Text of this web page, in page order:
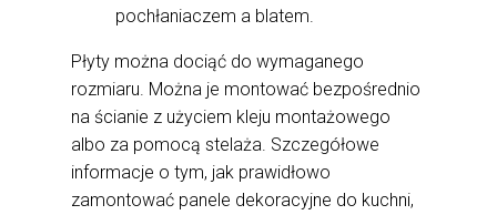
pochłaniaczem a blatem.
Płyty można dociąć do wymaganego
rozmiaru. Można je montować bezpośrednio
na ścianie z użyciem kleju montażowego
albo za pomocą stelaża. Szczegółowe
informacje o tym, jak prawidłowo
zamontować panele dekoracyjne do kuchni,